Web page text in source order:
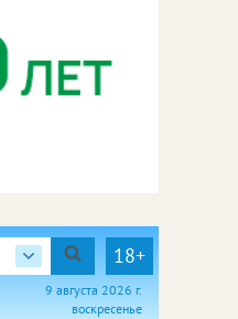
18+
9 августа 2026 г.
воскресенье